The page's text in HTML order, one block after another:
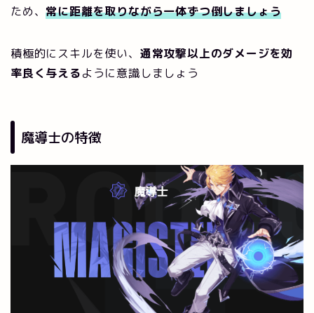
ため、常に距離を取りながら一体ずつ倒しましょう
積極的にスキルを使い、 通常攻撃以上のダメージを効
率良く与えるように意識しましょう
魔導士の特徴